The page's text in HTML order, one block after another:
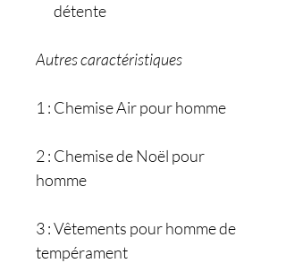
détente
Autres caractéristiques
1 : Chemise Air pour homme
2 : Chemise de Noël pour
homme
3 : Vêtements pour homme de
tempérament